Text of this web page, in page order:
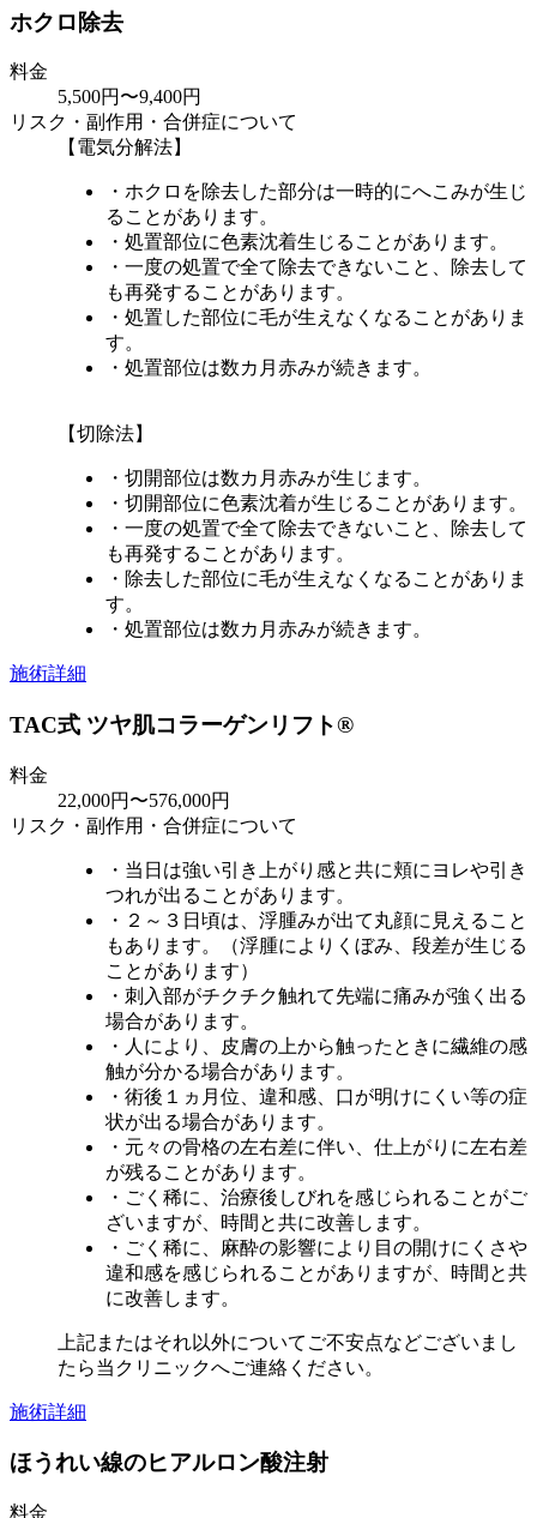
ホクロ除去
料金
5,500円〜9,400円
リスク・副作用・合併症について
【電気分解法】
・ホクロを除去した部分は一時的にへこみが生じ
ることがあります。
・処置部位に色素沈着生じることがあります。
・一度の処置で全て除去できないこと、除去して
も再発することがあります。
・処置した部位に毛が生えなくなることがありま
す。
・処置部位は数カ月赤みが続きます。
【切除法】
・切開部位は数カ月赤みが生じます。
・切開部位に色素沈着が生じることがあります。
・一度の処置で全て除去できないこと、除去して
も再発することがあります。
・除去した部位に毛が生えなくなることがありま
す。
・処置部位は数カ月赤みが続きます。
施術詳細
TAC式 ツヤ肌コラーゲンリフト®
料金
22,000円〜576,000円
リスク・副作用・合併症について
・当日は強い引き上がり感と共に頬にヨレや引き
つれが出ることがあります。
・２～３日頃は、浮腫みが出て丸顔に見えること
もあります。（浮腫によりくぼみ、段差が生じる
ことがあります）
・刺入部がチクチク触れて先端に痛みが強く出る
場合があります。
・人により、皮膚の上から触ったときに繊維の感
触が分かる場合があります。
・術後１ヵ月位、違和感、口が明けにくい等の症
状が出る場合があります。
・元々の骨格の左右差に伴い、仕上がりに左右差
が残ることがあります。
・ごく稀に、治療後しびれを感じられることがご
ざいますが、時間と共に改善します。
・ごく稀に、麻酔の影響により目の開けにくさや
違和感を感じられることがありますが、時間と共
に改善します。
上記またはそれ以外についてご不安点などございまし
たら当クリニックへご連絡ください。
施術詳細
ほうれい線のヒアルロン酸注射
料金